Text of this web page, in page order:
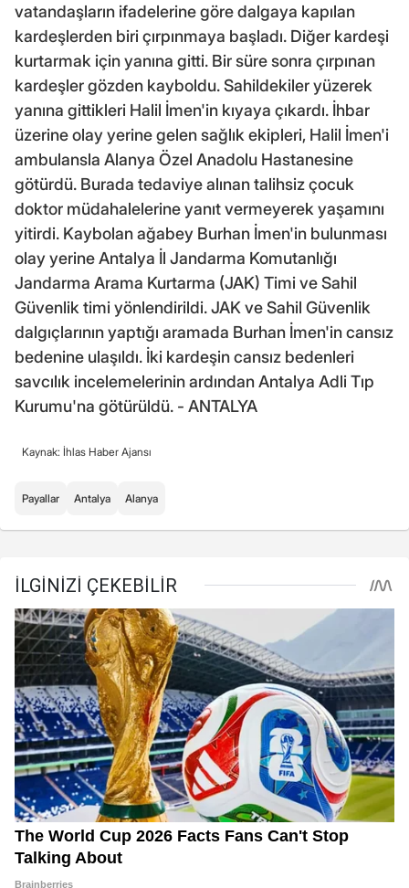
vatandaşların ifadelerine göre dalgaya kapılan
kardeşlerden biri çırpınmaya başladı. Diğer kardeşi
kurtarmak için yanına gitti. Bir süre sonra çırpınan
kardeşler gözden kayboldu. Sahildekiler yüzerek
yanına gittikleri Halil İmen'in kıyaya çıkardı. İhbar
üzerine olay yerine gelen sağlık ekipleri, Halil İmen'i
ambulansla Alanya Özel Anadolu Hastanesine
götürdü. Burada tedaviye alınan talihsiz çocuk
doktor müdahalelerine yanıt vermeyerek yaşamını
yitirdi. Kaybolan ağabey Burhan İmen'in bulunması
olay yerine Antalya İl Jandarma Komutanlığı
Jandarma Arama Kurtarma (JAK) Timi ve Sahil
Güvenlik timi yönlendirildi. JAK ve Sahil Güvenlik
dalgıçlarının yaptığı aramada Burhan İmen'in cansız
bedenine ulaşıldı. İki kardeşin cansız bedenleri
savcılık incelemelerinin ardından Antalya Adli Tıp
Kurumu'na götürüldü. - ANTALYA
Kaynak: İhlas Haber Ajansı
Payallar Antalya Alanya